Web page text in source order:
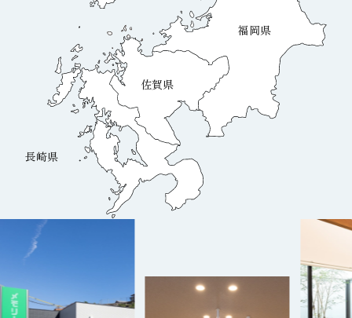
長崎県
佐賀県
福岡県